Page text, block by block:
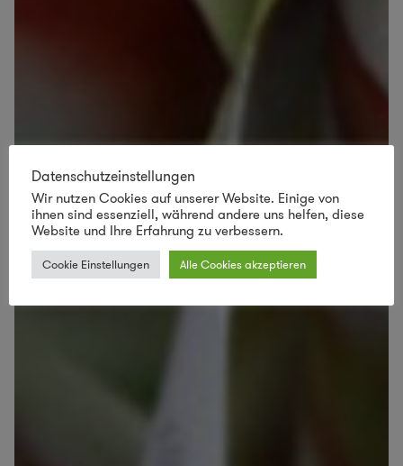
Datenschutzeinstellungen
Wir nutzen Cookies auf unserer Website. Einige von
ihnen sind essenziell, während andere uns helfen, diese
Website und Ihre Erfahrung zu verbessern.
Cookie Einstellungen Alle Cookies akzeptieren